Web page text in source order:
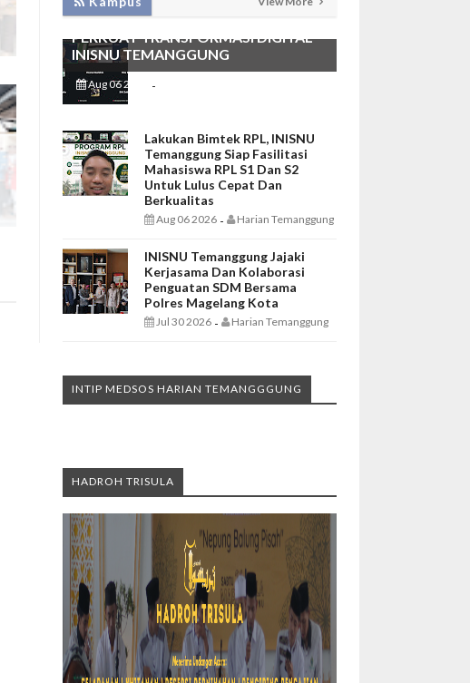
HADIRKAN TIM SEVIMA UNTUK
PERKUAT TRANSFORMASI DIGITAL
INISNU TEMANGGUNG
Aug 06 2026 -
Lakukan Bimtek RPL, INISNU
Temanggung Siap Fasilitasi
Mahasiswa RPL S1 Dan S2
Untuk Lulus Cepat Dan
Berkualitas
Aug 06 2026 - Harian Temanggung
INISNU Temanggung Jajaki
Kerjasama Dan Kolaborasi
Penguatan SDM Bersama
Polres Magelang Kota
Jul 30 2026 - Harian Temanggung
INTIP MEDSOS HARIAN TEMANGGGUNG
HADROH TRISULA